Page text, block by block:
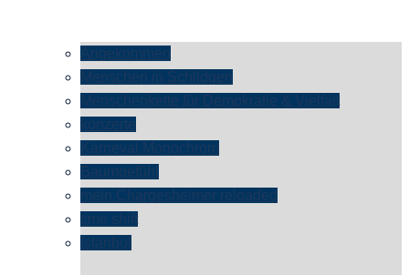
Angekommen
Menschen in Schildgen
Menschenkette für Demokratie & Vielfalt
konzerte
Karneval Monochrom
Baumgefühl
mein Chargesheimer reloaded
time shift
Istanbul